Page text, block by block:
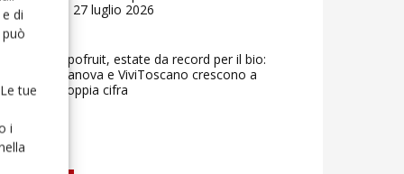
di
tue
i
al 27 luglio 2026
Apofruit, estate da record per il bio:
Canova e ViviToscano crescono a
doppia cifra